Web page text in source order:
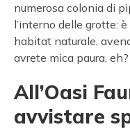
numerosa colonia di
l’interno delle grotte:
habitat naturale,
avrete mica paura, eh?
All’Oasi
avvistare